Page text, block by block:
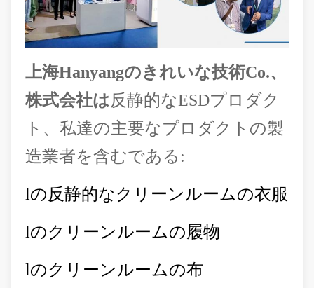
上海Hanyangのきれいな技術Co.、
株式会社は反静的なESDプロダク
ト、私達の主要なプロダクトの製
造業者を含むである:
lの反静的なクリーンルームの衣服
lのクリーンルームの履物
lのクリーンルームの布